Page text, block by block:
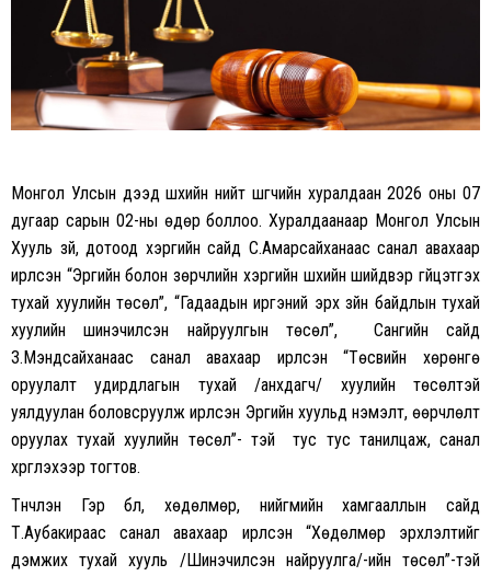
Монгол Улсын дээд шүүхийн нийт шүүгчийн хуралдаан 2026 оны 07
дугаар сарын 02-ны өдөр боллоо.Хуралдаанаар Монгол Улсын
Хууль зүй, дотоод хэргийн сайд С.Амарсайханаас санал авахаар
ирүүлсэн “Эрүүгийн болон зөрчлийн хэргийн шүүхийн шийдвэр гүйцэтгэх
тухай хуулийн төсөл”, “Гадаадын иргэний эрх зүйн байдлын тухай
хуулийн шинэчилсэн найруулгын төсөл”, Сангийн сайд
З.Мэндсайханаас санал авахаар ирүүлсэн “Төсвийн хөрөнгө
оруулалт удирдлагын тухай /анхдагч/ хуулийн төсөлтэй
уялдуулан боловсруулж ирүүлсэн Эрүүгийн хуульд нэмэлт, өөрчлөлт
оруулах тухай хуулийн төсөл”- тэй тус тус танилцаж, санал
хүргүүлэхээр тогтов.
Түүнчлэн Гэр бүл, хөдөлмөр, нийгмийн хамгааллын сайд
Т.Аубакираас санал авахаар ирүүлсэн “Хөдөлмөр эрхлэлтийг
дэмжих тухай хууль /Шинэчилсэн найруулга/-ийн төсөл”-тэй